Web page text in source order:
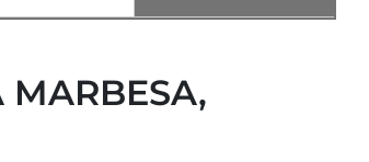
MARBESA,